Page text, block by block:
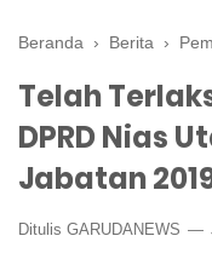
Beranda › Berita ›
Telah
DPRD Nias
Jabatan
Ditulis GARUDANEWS